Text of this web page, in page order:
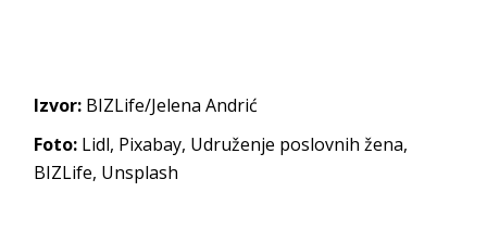
Izvor: BIZLife/Jelena Andrić
Foto: Lidl, Pixabay, Udruženje poslovnih žena,
BIZLife, Unsplash